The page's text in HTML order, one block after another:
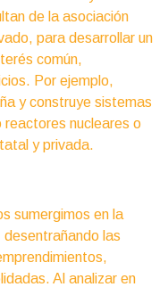
de la asociación
para desarrollar un
común,
Por ejemplo,
y construye sistemas
nucleares o
y privada.
sumergimos en la
las
Al analizar en